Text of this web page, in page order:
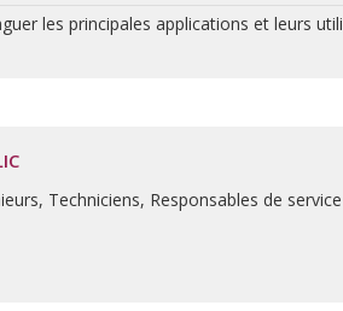
les principales applications et leurs
Techniciens, Responsables de service